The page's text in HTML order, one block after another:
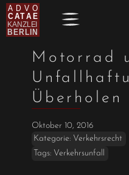
Motorrad
Überholen
Oktober 10, 2016
Kategorie: Verkehrsrecht
Tags: Verkehrsunfall